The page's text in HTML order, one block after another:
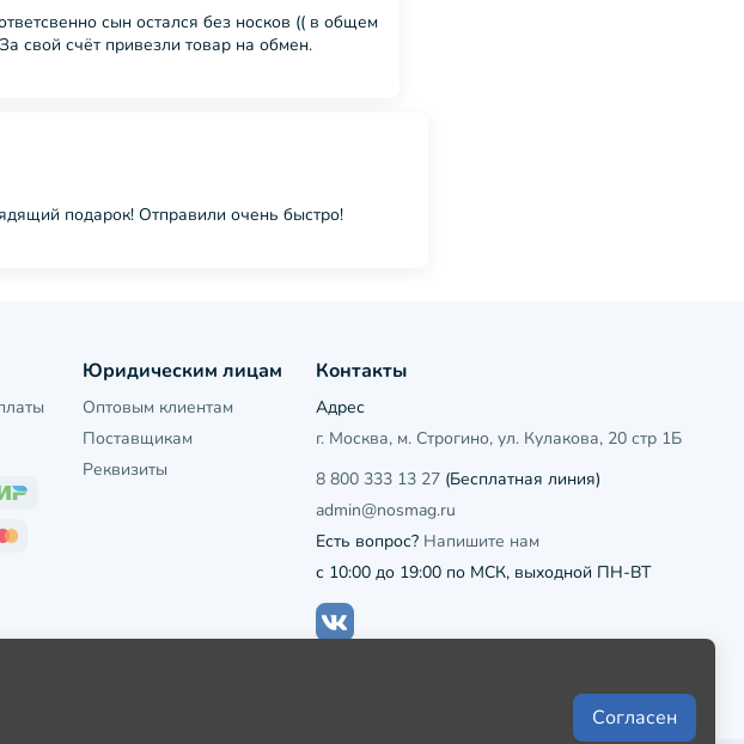
сын остался без носков (( в общем
свой счёт привезли товар на обмен.
подарок! Отправили очень быстро!
Юридическим лицам
Оптовым клиентам
Поставщикам
Реквизиты
Контакты
Адрес
г. Москва, м. Строгино, ул. Кулакова, 20 стр 1Б
8 800 333 13 27(Бесплатная линия)
admin@nosmag.ru
Есть вопрос? Напишите нам
с 10:00 до 19:00 по МСК, выходной ПН-ВТ
Согласен